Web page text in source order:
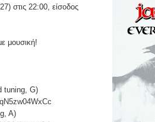
στις 22:00, είσοδος
μουσική!
tuning, G)
A)